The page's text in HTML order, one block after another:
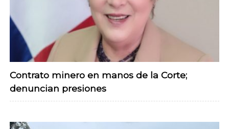
Contrato minero en manos de la Corte;
denuncian presiones